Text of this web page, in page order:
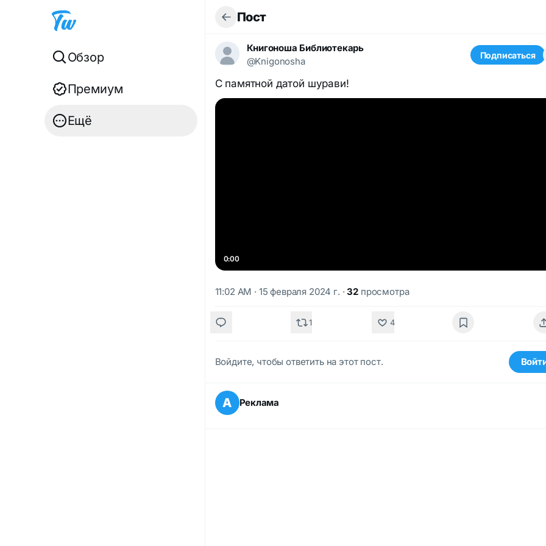
Обзор
Премиум
Ещё
Пост
Книгоноша Библиотекарь
@Knigonosha
Подписаться
С памятной датой шурави!
0:00
11:02 AM · 15 февраля 2024 г. ·32 просмотра
1 4
Войдите, чтобы ответить на этот пост.
А Реклама